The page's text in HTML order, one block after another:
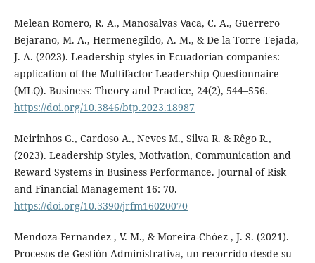
Melean Romero, R. A., Manosalvas Vaca, C. A., Guerrero
Bejarano, M. A., Hermenegildo, A. M., & De la Torre Tejada,
J. A. (2023). Leadership styles in Ecuadorian companies:
application of the Multifactor Leadership Questionnaire
(MLQ). Business: Theory and Practice, 24(2), 544–556.
https://doi.org/10.3846/btp.2023.18987
Meirinhos G., Cardoso A., Neves M., Silva R. & Rêgo R.,
(2023). Leadership Styles, Motivation, Communication and
Reward Systems in Business Performance. Journal of Risk
and Financial Management 16: 70.
https://doi.org/10.3390/jrfm16020070
Mendoza-Fernandez , V. M., & Moreira-Chóez , J. S. (2021).
Procesos de Gestión Administrativa, un recorrido desde su